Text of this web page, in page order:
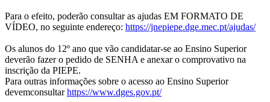
Para o efeito, poderão consultar as ajudas EM FORMATO DE
VÍDEO, no seguinte endereço: https://jnepiepe.dge.mec.pt/ajudas/
Os alunos do 12º ano que vão candidatar-se ao Ensino Superior
deverão fazer o pedido de SENHA e anexar o comprovativo na
inscrição da PIEPE.
Para outras informações sobre o acesso ao Ensino Superior
devemconsultarhttps://www.dges.gov.pt/